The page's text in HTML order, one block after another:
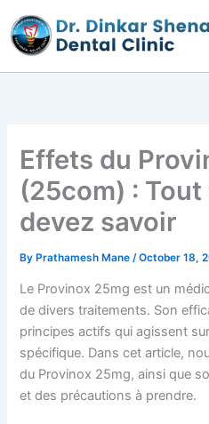
to
content
Effets du
(25com) :
devez savoir
ByPrathamesh Mane/October 18,
Le Provinox 25mg est un
de divers traitements. Son
principes actifs qui agissent
spécifique. Dans cet article,
du Provinox 25mg, ainsi que
et des précautions à prendre.